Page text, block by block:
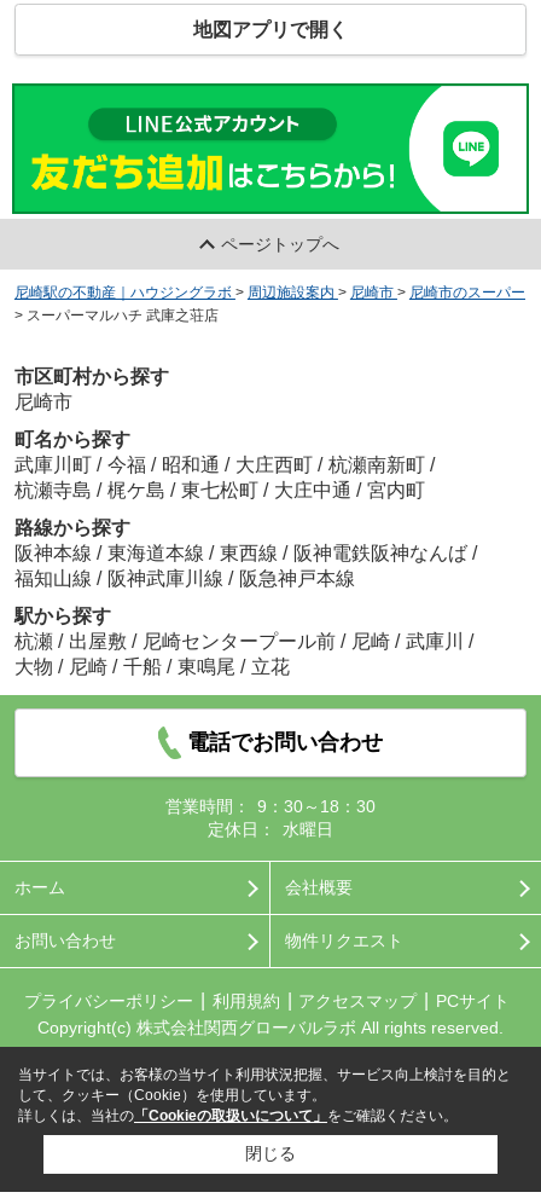
地図アプリで開く
ページトップへ
尼崎駅の不動産｜ハウジングラボ > 周辺施設案内 > 尼崎市 > 尼崎市のスーパー
> スーパーマルハチ 武庫之荘店
市区町村から探す
尼崎市
町名から探す
武庫川町 / 今福 / 昭和通 / 大庄西町 / 杭瀬南新町 /
杭瀬寺島 / 梶ケ島 / 東七松町 / 大庄中通 / 宮内町
路線から探す
阪神本線 / 東海道本線 / 東西線 / 阪神電鉄阪神なんば /
福知山線 / 阪神武庫川線 / 阪急神戸本線
駅から探す
杭瀬 / 出屋敷 / 尼崎センタープール前 / 尼崎 / 武庫川
/
大物 / 尼崎 / 千船 / 東鳴尾 / 立花
電話でお問い合わせ
営業時間：
9：30～18：30
定休日：
水曜日
ホーム 会社概要
お問い合わせ 物件リクエスト
プライバシーポリシー 利用規約 アクセスマップ
PCサイト
Copyright(c) 株式会社関西グローバルラボ All rights reserved.
当サイトでは、お客様の当サイト利用状況把握、サービス向上検討を目的と
して、クッキー（Cookie）を使用しています。
詳しくは、当社の 「Cookieの取扱いについて」 をご確認ください。
閉じる